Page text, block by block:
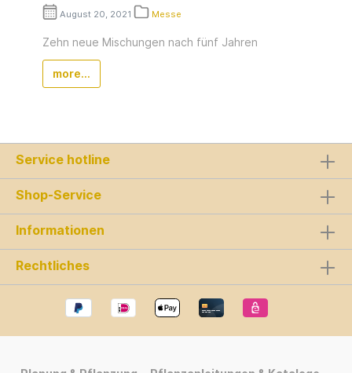
August 20, 2021 Messe
Zehn neue Mischungen nach fünf Jahren
more...
Service hotline
Shop-Service
Informationen
Rechtliches